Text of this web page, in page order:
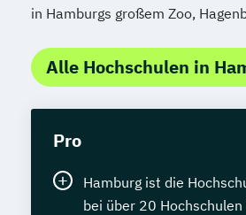
in Hamburgs großem Zoo,
Alle Hochschulen in
Pro
Hamburg ist die
bei über 20